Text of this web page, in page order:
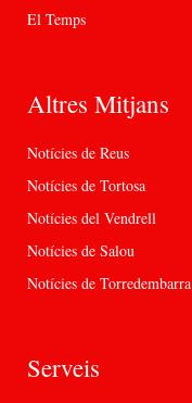
El Temps
Altres Mitjans
Notícies de Reus
Notícies de Tortosa
Notícies del Vendrell
Notícies de Salou
Notícies de Torredembarra
Serveis